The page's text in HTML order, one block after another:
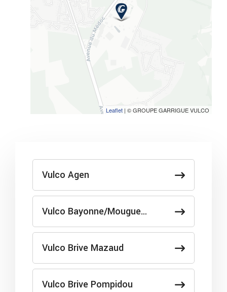
Leaflet | © GROUPE GARRIGUE VULCO
Vulco Agen
Vulco Bayonne/Mougue…
Vulco Brive Mazaud
Vulco Brive Pompidou